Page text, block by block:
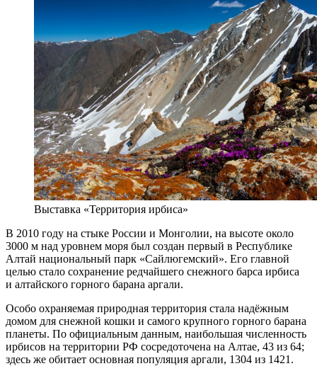
Выставка «Территория ирбиса»
В 2010 году на стыке России и Монголии, на высоте около
3000 м над уровнем моря был создан первый в Республике
Алтай национальный парк «Сайлюгемский». Его главной
целью стало сохранение редчайшего снежного барса ирбиса
и алтайского горного барана аргали.
Особо охраняемая природная территория стала надёжным
домом для снежной кошки и самого крупного горного барана
планеты. По официальным данным, наибольшая численность
ирбисов на территории РФ сосредоточена на Алтае, 43 из 64;
здесь же обитает основная популяция аргали, 1304 из 1421.